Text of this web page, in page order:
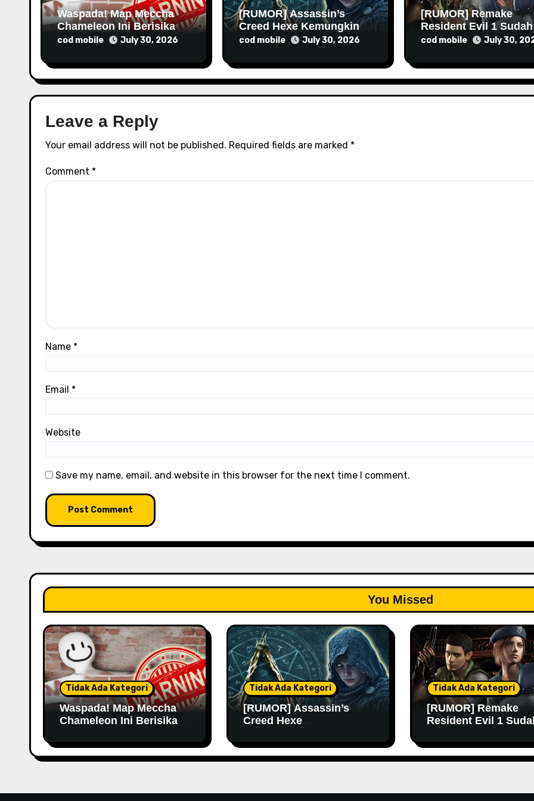
n Waspada! Map Meccha
Chameleon Ini Berisikan
Malware
cod mobile July 30, 2026
[RUMOR] Assassin’s
Creed Hexe Kemungkinan
Rilis Lebih Lama Lagi
cod mobile July 30, 2026
[RUMOR] Remake
Resident Evil 1 Sudah
Masuk Tahap Pre-
Lalu
cod mobile July 30,
Leave a Reply
Your email address will not be published. Required fields are marked *
Comment *
Name *
Email *
Website
Save my name, email, and website in this browser for the next time I comment.
You Missed
Tidak Ada Kategori
Waspada! Map Meccha
Chameleon Ini Berisikan
Tidak Ada Kategori
[RUMOR] Assassin’s
Creed Hexe
Lama Lagi
Tidak Ada Kategori
[RUMOR] Remake
Resident Evil 1
Produksi Sejak
Lalu